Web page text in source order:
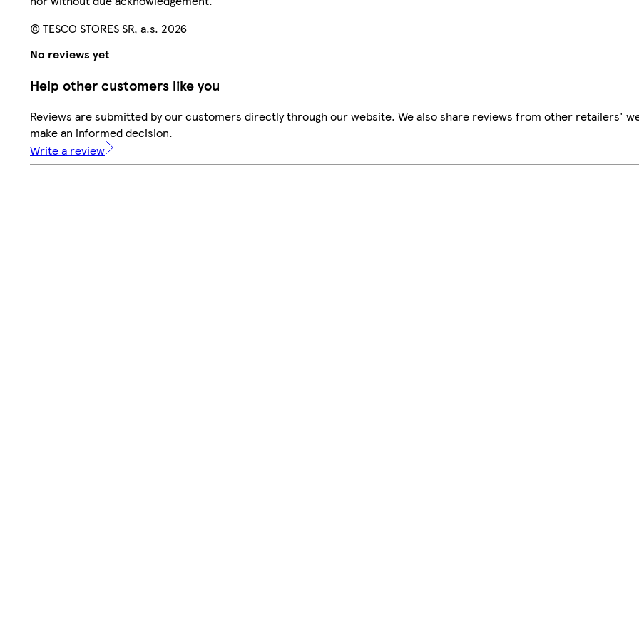
© TESCO STORES SR, a.s. 2026
No reviews yet
Help other customers like you
Reviews are submitted by our customers directly through our website. We also share reviews from other retailers'
make an informed decision.
Write a review